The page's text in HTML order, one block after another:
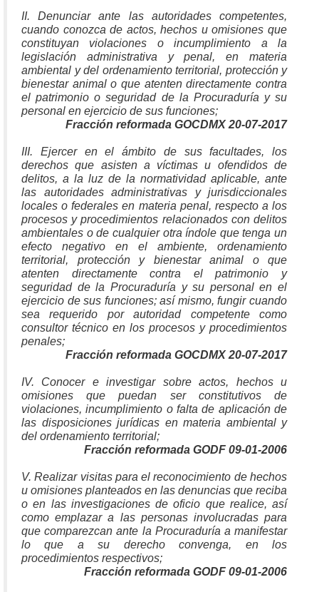
II. Denunciar ante las autoridades competentes,
cuando conozca de actos, hechos u omisiones que
constituyan violaciones o incumplimiento a la
legislación administrativa y penal, en materia
ambiental y del ordenamiento territorial, protección y
bienestar animal o que atenten directamente contra
el patrimonio o seguridad de la Procuraduría y su
personal en ejercicio de sus funciones;
Fracción reformada GOCDMX 20-07-2017
III. Ejercer en el ámbito de sus facultades, los
derechos que asisten a víctimas u ofendidos de
delitos, a la luz de la normatividad aplicable, ante
las autoridades administrativas y jurisdiccionales
locales o federales en materia penal, respecto a los
procesos y procedimientos relacionados con delitos
ambientales o de cualquier otra índole que tenga un
efecto negativo en el ambiente, ordenamiento
territorial, protección y bienestar animal o que
atenten directamente contra el patrimonio y
seguridad de la Procuraduría y su personal en el
ejercicio de sus funciones; así mismo, fungir cuando
sea requerido por autoridad competente como
consultor técnico en los procesos y procedimientos
penales;
Fracción reformada GOCDMX 20-07-2017
IV. Conocer e investigar sobre actos, hechos u
omisiones que puedan ser constitutivos de
violaciones, incumplimiento o falta de aplicación de
las disposiciones jurídicas en materia ambiental y
del ordenamiento territorial;
Fracción reformada GODF 09-01-2006
V. Realizar visitas para el reconocimiento de hechos
u omisiones planteados en las denuncias que reciba
o en las investigaciones de oficio que realice, así
como emplazar a las personas involucradas para
que comparezcan ante la Procuraduría a manifestar
lo que a su derecho convenga, en los
procedimientos respectivos;
Fracción reformada GODF 09-01-2006